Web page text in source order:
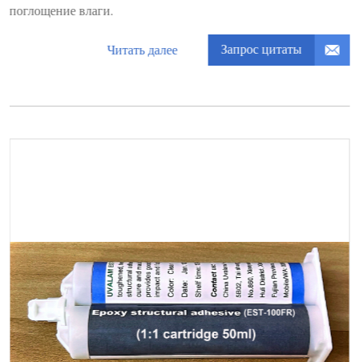
поглощение влаги.
Читать далее Запрос цитаты